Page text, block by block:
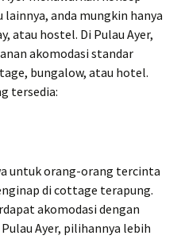
lainnya, anda mungkin hanya
atau hostel. Di Pulau Ayer,
akomodasi standar
bungalow, atau hotel.
tersedia:
untuk orang-orang tercinta
di cottage terapung.
akomodasi dengan
Ayer, pilihannya lebih